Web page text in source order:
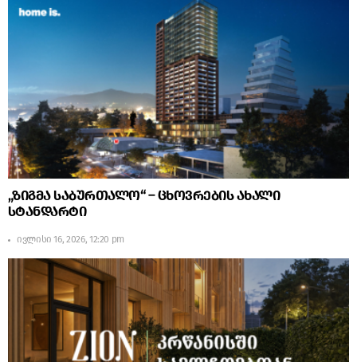
„ზიგმა საბურთალო“ – ცხოვრების ახალი
სტანდარტი
ივლისი 16, 2026, 12:20 pm